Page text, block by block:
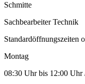
Schmitte
Sachbearbeiter Technik
Standardöffnungszeiten
Montag
08:30 Uhr bis 12:00